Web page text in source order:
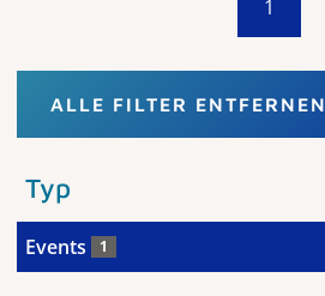
1
ALLE FILTER ENTFERNEN
Typ
Events 1